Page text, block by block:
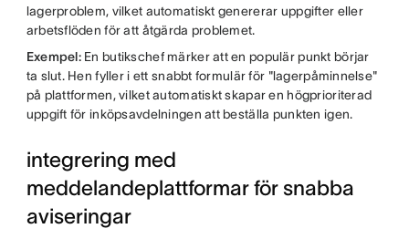
lagerproblem, vilket automatiskt genererar uppgifter eller
arbetsflöden för att åtgärda problemet.
Exempel:En butikschef märker att en populär punkt börjar
ta slut. Hen fyller i ett snabbt formulär för "lagerpåminnelse"
på plattformen, vilket automatiskt skapar en högprioriterad
uppgift för inköpsavdelningen att beställa punkten igen.
integrering med
meddelandeplattformar för snabba
aviseringar